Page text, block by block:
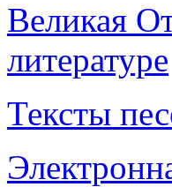
Великая
литературе
Тексты